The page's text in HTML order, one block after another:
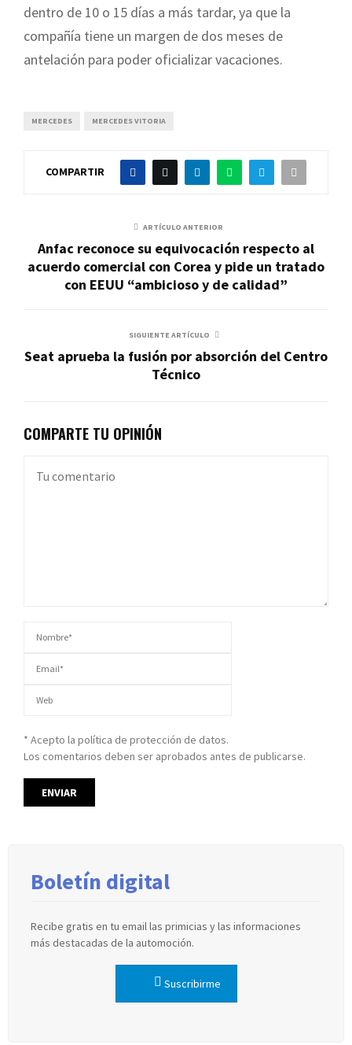
dentro de 10 o 15 días a más tardar, ya que la
compañía tiene un margen de dos meses de
antelación para poder oficializar vacaciones.
MERCEDES MERCEDES VITORIA
COMPARTIR
ARTÍCULO ANTERIOR
Anfac reconoce su equivocación respecto al
acuerdo comercial con Corea y pide un tratado
con EEUU “ambicioso y de calidad”
SIGUIENTE ARTÍCULO
Seat aprueba la fusión por absorción del Centro
Técnico
COMPARTE TU OPINIÓN
* Acepto la política de protección de datos.
Los comentarios deben ser aprobados antes de publicarse.
Boletín digital
Recibe gratis en tu email las primicias y las informaciones
más destacadas de la automoción.
Suscribirme